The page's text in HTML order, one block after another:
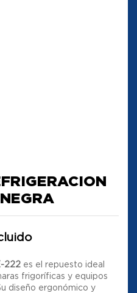
222 es el repuesto ideal
frigoríficas y equipos
diseño ergonómico y